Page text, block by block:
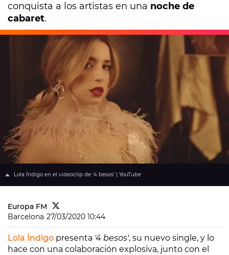
conquista a los artistas en una noche de
cabaret.
Lola Índigo en el videoclip de '4 besos' | YouTube
Europa FM
Barcelona 27/03/2020 10:44
Lola Índigo presenta '4 besos', su nuevo single, y lo
hace con una colaboración explosiva, junto con el